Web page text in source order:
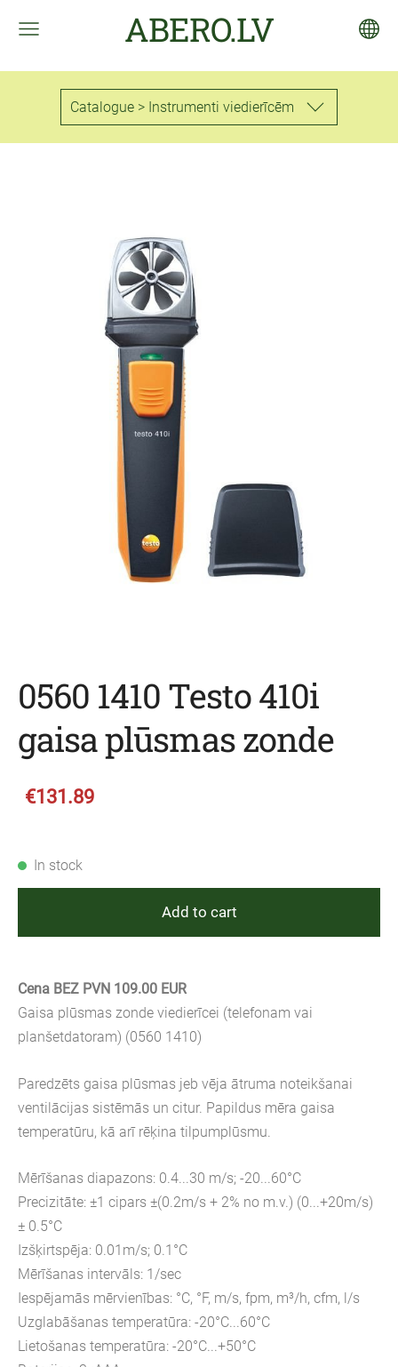
ABERO.LV
Catalogue > Instrumenti viedierīcēm
0560 1410 Testo 410i
gaisa plūsmas zonde
€131.89
In stock
Add to cart
Cena BEZ PVN 109.00 EUR
Gaisa plūsmas zonde viedierīcei (telefonam vai
planšetdatoram) (0560 1410)
Paredzēts gaisa plūsmas jeb vēja ātruma noteikšanai
ventilācijas sistēmās un citur. Papildus mēra gaisa
temperatūru, kā arī rēķina tilpumplūsmu.
Mērīšanas diapazons: 0.4...30 m/s; -20...60°C
Precizitāte: ±1 cipars ±(0.2m/s + 2% no m.v.) (0...+20m/s)
± 0.5°C
Izšķirtspēja: 0.01m/s; 0.1°C
Mērīšanas intervāls: 1/sec
Iespējamās mērvienības: °C, °F, m/s, fpm, m³/h, cfm, l/s
Uzglabāšanas temperatūra: -20°C...60°C
Lietošanas temperatūra: -20°C...+50°C